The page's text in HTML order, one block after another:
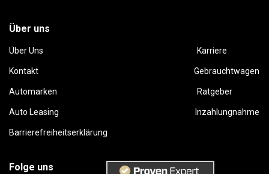
Über uns
Über Uns Karriere
Kontakt Gebrauchtwagen
Automarken Ratgeber
Auto Leasing Inzahlungnahme
Barrierefreiheitserklärung
Folge uns